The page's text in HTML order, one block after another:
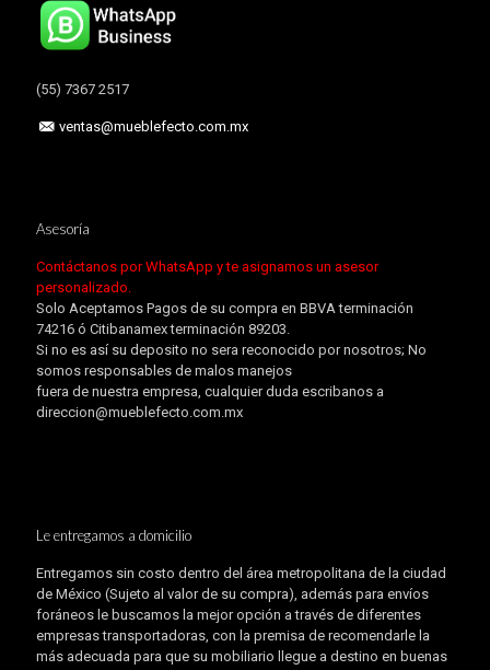
(55) 7367 2517
ventas@mueblefecto.com.mx
Asesoría
Contáctanos por WhatsApp y te asignamos un asesor
personalizado.
Solo Aceptamos Pagos de su compra en BBVA terminación
74216 ó Citibanamex terminación 89203.
Si no es así su deposito no sera reconocido por nosotros; No
somos responsables de malos manejos
fuera de nuestra empresa, cualquier duda escribanos a
direccion@mueblefecto.com.mx
Le entregamos a domicilio
Entregamos sin costo dentro del área metropolitana de la ciudad
de México (Sujeto al valor de su compra), además para envíos
foráneos le buscamos la mejor opción a través de diferentes
empresas transportadoras, con la premisa de recomendarle la
más adecuada para que su mobiliario llegue a destino en buenas